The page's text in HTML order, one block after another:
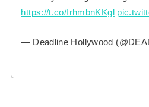
https://t.co/IrhmbnKKgl
— Deadline Hollywood